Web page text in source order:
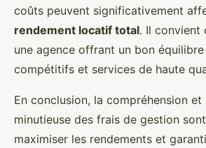
coûts peuvent significativement
rendement locatif total. Il convient
une agence offrant un bon
compétitifs et services de haute
En conclusion, la compréhension
minutieuse des frais de gestion
maximiser les rendements et